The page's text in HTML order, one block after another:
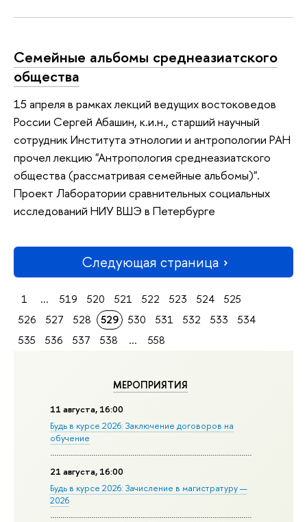
МЕРОПРИЯТИЯ
11 августа, 16:00
Будь в курсе 2026: Заключение договоров на
обучение
21 августа, 16:00
Будь в курсе 2026: Зачисление в магистратуру —
2026
Семейные альбомы среднеазиатского
общества
15 апреля в рамках лекций ведущих востоковедов
России Сергей Абашин, к.и.н., старший научный
сотрудник Института этнологии и антропологии РАН
прочел лекцию "Антропология среднеазиатского
общества (рассматривая семейные альбомы)".
Проект Лаборатории сравнительных социальных
исследований НИУ ВШЭ в Петербурге
Следующая страница
1 ... 519 520 521 522 523 524
525
526
527 528 529 530 531 532 533
534
535
536 537 538 ... 558